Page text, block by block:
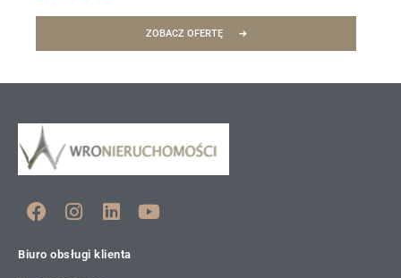
ZOBACZ OFERTĘ
Biuro obsługi klienta